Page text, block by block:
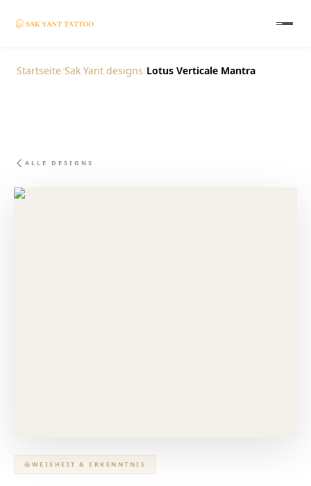
Startseite Sak Yant designs Lotus Verticale Mantra
ALLE DESIGNS
◎ WEISHEIT & ERKENNTNIS